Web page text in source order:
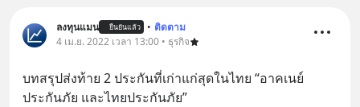
ลงทุนแมน ยืนยันแล้ว • ติดตาม
4 เม.ย. 2022 เวลา 13:00 • ธุรกิจ
บทสรุปส่งท้าย 2 ประกันที่เก่าแก่สุดในไทย “อาคเนย์
ประกันภัย และไทยประกันภัย”